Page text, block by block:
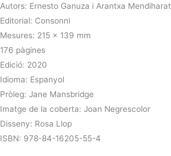
Autors: Ernesto Ganuza i Arantxa Mendiharat
Editorial: Consonni
Mesures: 215 x 139 mm
176 pàgines
Edició: 2020
Idioma: Espanyol
Pròleg: Jane Mansbridge
Imatge de la coberta: Joan Negrescolor
Disseny: Rosa Llop
ISBN: 978-84-16205-55-4